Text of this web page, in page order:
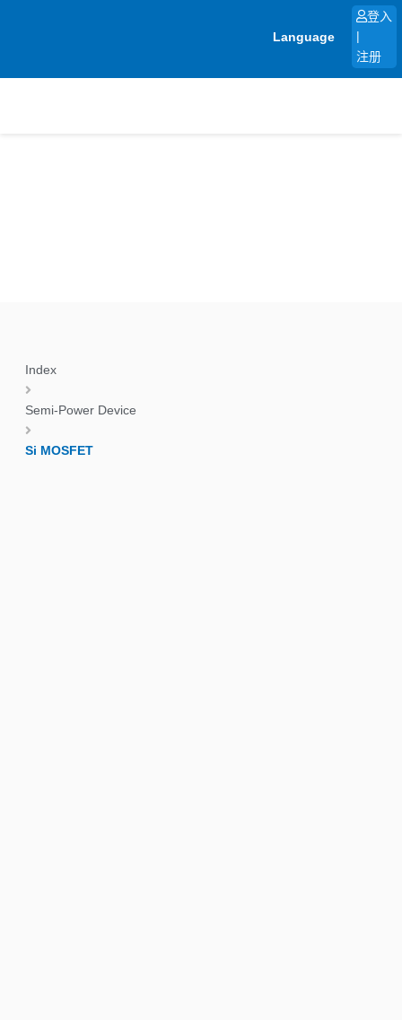
Language
登入
注册
Index
Semi-Power Device
Si MOSFET